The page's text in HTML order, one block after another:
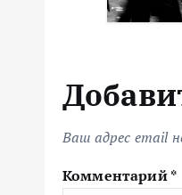
Ваш адрес email
Комментарий*